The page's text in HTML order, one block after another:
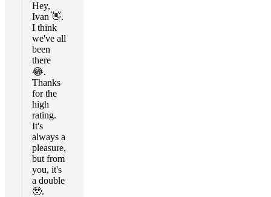
Hey,
Ivan 👋.
I think
we've all
been
there
😂.
Thanks
for the
high
rating.
It's
always a
pleasure,
but from
you, it's
a double
🥹.